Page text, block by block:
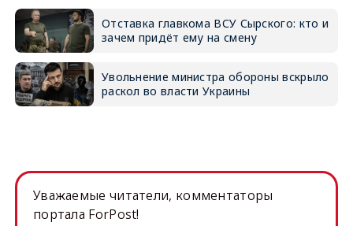
Отставка главкома ВСУ Сырского: кто и
зачем придёт ему на смену
Увольнение министра обороны вскрыло
раскол во власти Украины
Уважаемые читатели, комментаторы
портала ForPost!